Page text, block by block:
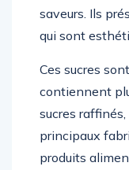
saveurs. Ils
qui sont
Ces sucres
contiennent
sucres
principaux
produits